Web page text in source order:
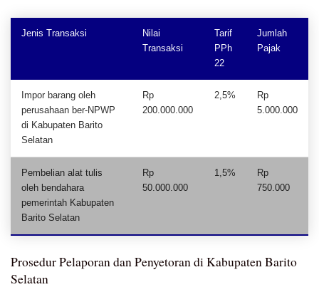
Jenis Transaksi
Nilai
Transaksi
Tarif
PPh
22
Jumlah
Pajak
Impor barang oleh
perusahaan ber-NPWP
di Kabupaten Barito
Selatan
Rp
200.000.000
2,5%
Rp
5.000.000
Pembelian alat tulis
oleh bendahara
pemerintah Kabupaten
Barito Selatan
Rp
50.000.000
1,5%
Rp
750.000
Prosedur Pelaporan dan Penyetoran di Kabupaten Barito
Selatan